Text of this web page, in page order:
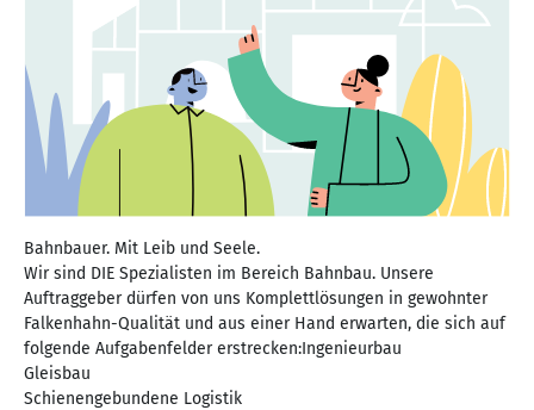
Bahnbauer. Mit Leib und Seele.
Wir sind DIE Spezialisten im Bereich Bahnbau. Unsere
Auftraggeber dürfen von uns Komplettlösungen in gewohnter
Falkenhahn-Qualität und aus einer Hand erwarten, die sich auf
folgende Aufgabenfelder erstrecken:Ingenieurbau
Gleisbau
Schienengebundene Logistik